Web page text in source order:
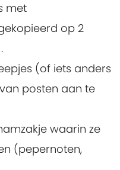
met
op 2
(of iets anders
posten aan te
waarin ze
(pepernoten,